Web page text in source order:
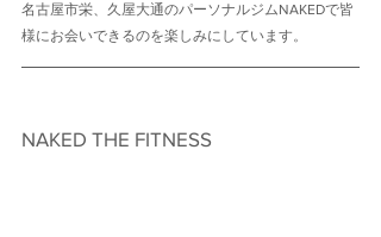
名古屋市栄、久屋大通のパーソナルジムNAKEDで皆
様にお会いできるのを楽しみにしています。
NAKED THE FITNESS